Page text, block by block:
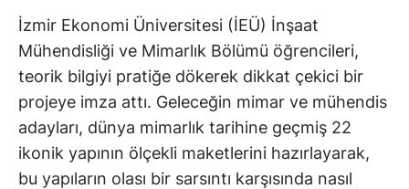
İzmir Ekonomi Üniversitesi (İEÜ) İnşaat
Mühendisliği ve Mimarlık Bölümü öğrencileri,
teorik bilgiyi pratiğe dökerek dikkat çekici bir
projeye imza attı. Geleceğin mimar ve mühendis
adayları, dünya mimarlık tarihine geçmiş 22
ikonik yapının ölçekli maketlerini hazırlayarak,
bu yapıların olası bir sarsıntı karşısında nasıl